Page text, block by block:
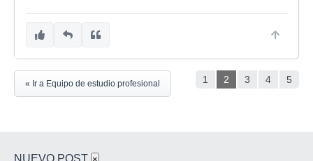
1 2 3 4 5
« Ir a Equipo de estudio profesional
NUEVO POST